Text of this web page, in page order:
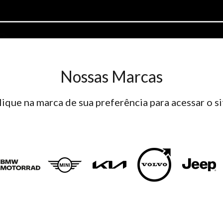
Nossas Marcas
na marca de sua preferência para acessar o